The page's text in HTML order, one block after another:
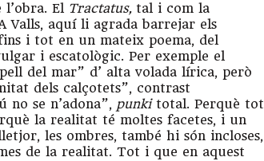
l’obra. El Tractatus, tal i com la
Valls, aquí li agrada barrejar els
i tot en un mateix poema, del
i escatològic. Per exemple el
del mar” d’ alta volada lírica, però
dels calçotets”, contrast
se n’adona”, punkitotal. Perquè tot
la realitat té moltes facetes, i un
les ombres, també hi són incloses,
de la realitat. Tot i que en aquest